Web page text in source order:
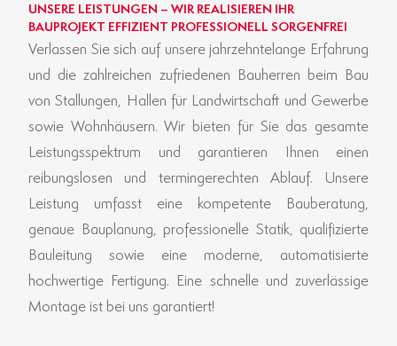
UNSERE LEISTUNGEN – WIR REALISIEREN IHR
BAUPROJEKT EFFIZIENT PROFESSIONELL SORGENFREI
Verlassen Sie sich auf unsere jahrzehntelange Erfahrung
und die zahlreichen zufriedenen Bauherren beim Bau
von Stallungen, Hallen für Landwirtschaft und Gewerbe
sowie Wohnhäusern. Wir bieten für Sie das gesamte
Leistungsspektrum und garantieren Ihnen einen
reibungslosen und termingerechten Ablauf. Unsere
Leistung umfasst eine kompetente Bauberatung,
genaue Bauplanung, professionelle Statik, qualifizierte
Bauleitung sowie eine moderne, automatisierte
hochwertige Fertigung. Eine schnelle und zuverlässige
Montage ist bei uns garantiert!